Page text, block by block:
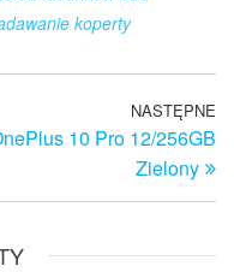
koperty
NASTĘPNE
10 Pro 12/256GB
Zielony